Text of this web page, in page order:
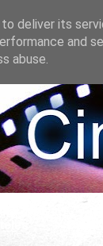
deliver its
and
abuse.